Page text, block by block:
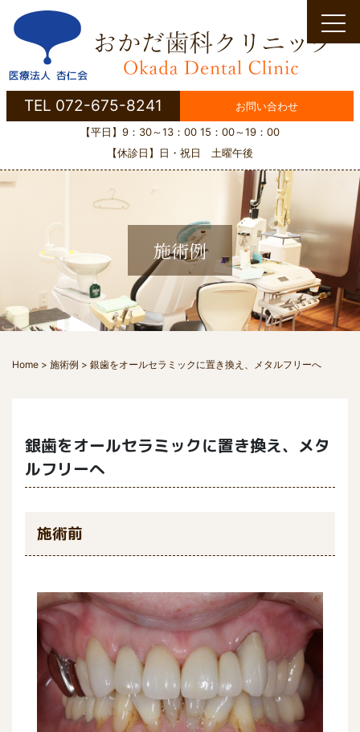
Skip
content
TEL 072-675-8241
お問い合わせ
【平日】9：30～13：00 15：00～19：00
【休診日】日・祝日 土曜午後
施術例
Home > 施術例 > 銀歯をオールセラミックに置き換え、メタルフリーへ
銀歯をオールセラミックに置き換え、メタ
ルフリーへ
施術前